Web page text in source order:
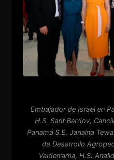
Embajador de Israel en
H.S. Sarit Bardov,
Panamá S.E. Janaina
de Desarrollo
Valderrama, H.S.